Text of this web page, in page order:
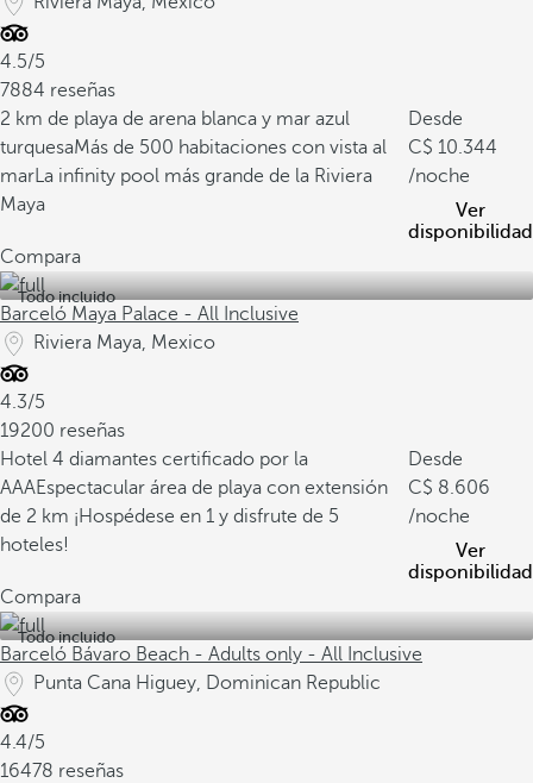
4.5/5
7884 reseñas
2 km de playa de arena blanca y mar azul
turquesaMás de 500 habitaciones con vista al
marLa infinity pool más grande de la Riviera
Maya
Desde
10.344
/noche
Ver
disponibilidad
Compara
Todo incluido
Barceló Maya Palace - All Inclusive
Riviera Maya, Mexico
4.3/5
19200 reseñas
Hotel 4 diamantes certificado por la
AAAEspectacular área de playa con extensión
de 2 km ¡Hospédese en 1 y disfrute de 5
hoteles!
Desde
8.606
/noche
Ver
disponibilidad
Compara
Todo incluido
Barceló Bávaro Beach - Adults only - All Inclusive
Punta Cana Higuey, Dominican Republic
4.4/5
16478 reseñas